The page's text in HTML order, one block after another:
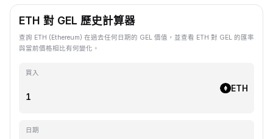
ETH 對 GEL 歷史計算器
查詢 ETH (Ethereum) 在過去任何日期的 GEL 價值，並查看 ETH 對 GEL 的匯率
與當前價格相比有何變化。
買入
ETH
日期